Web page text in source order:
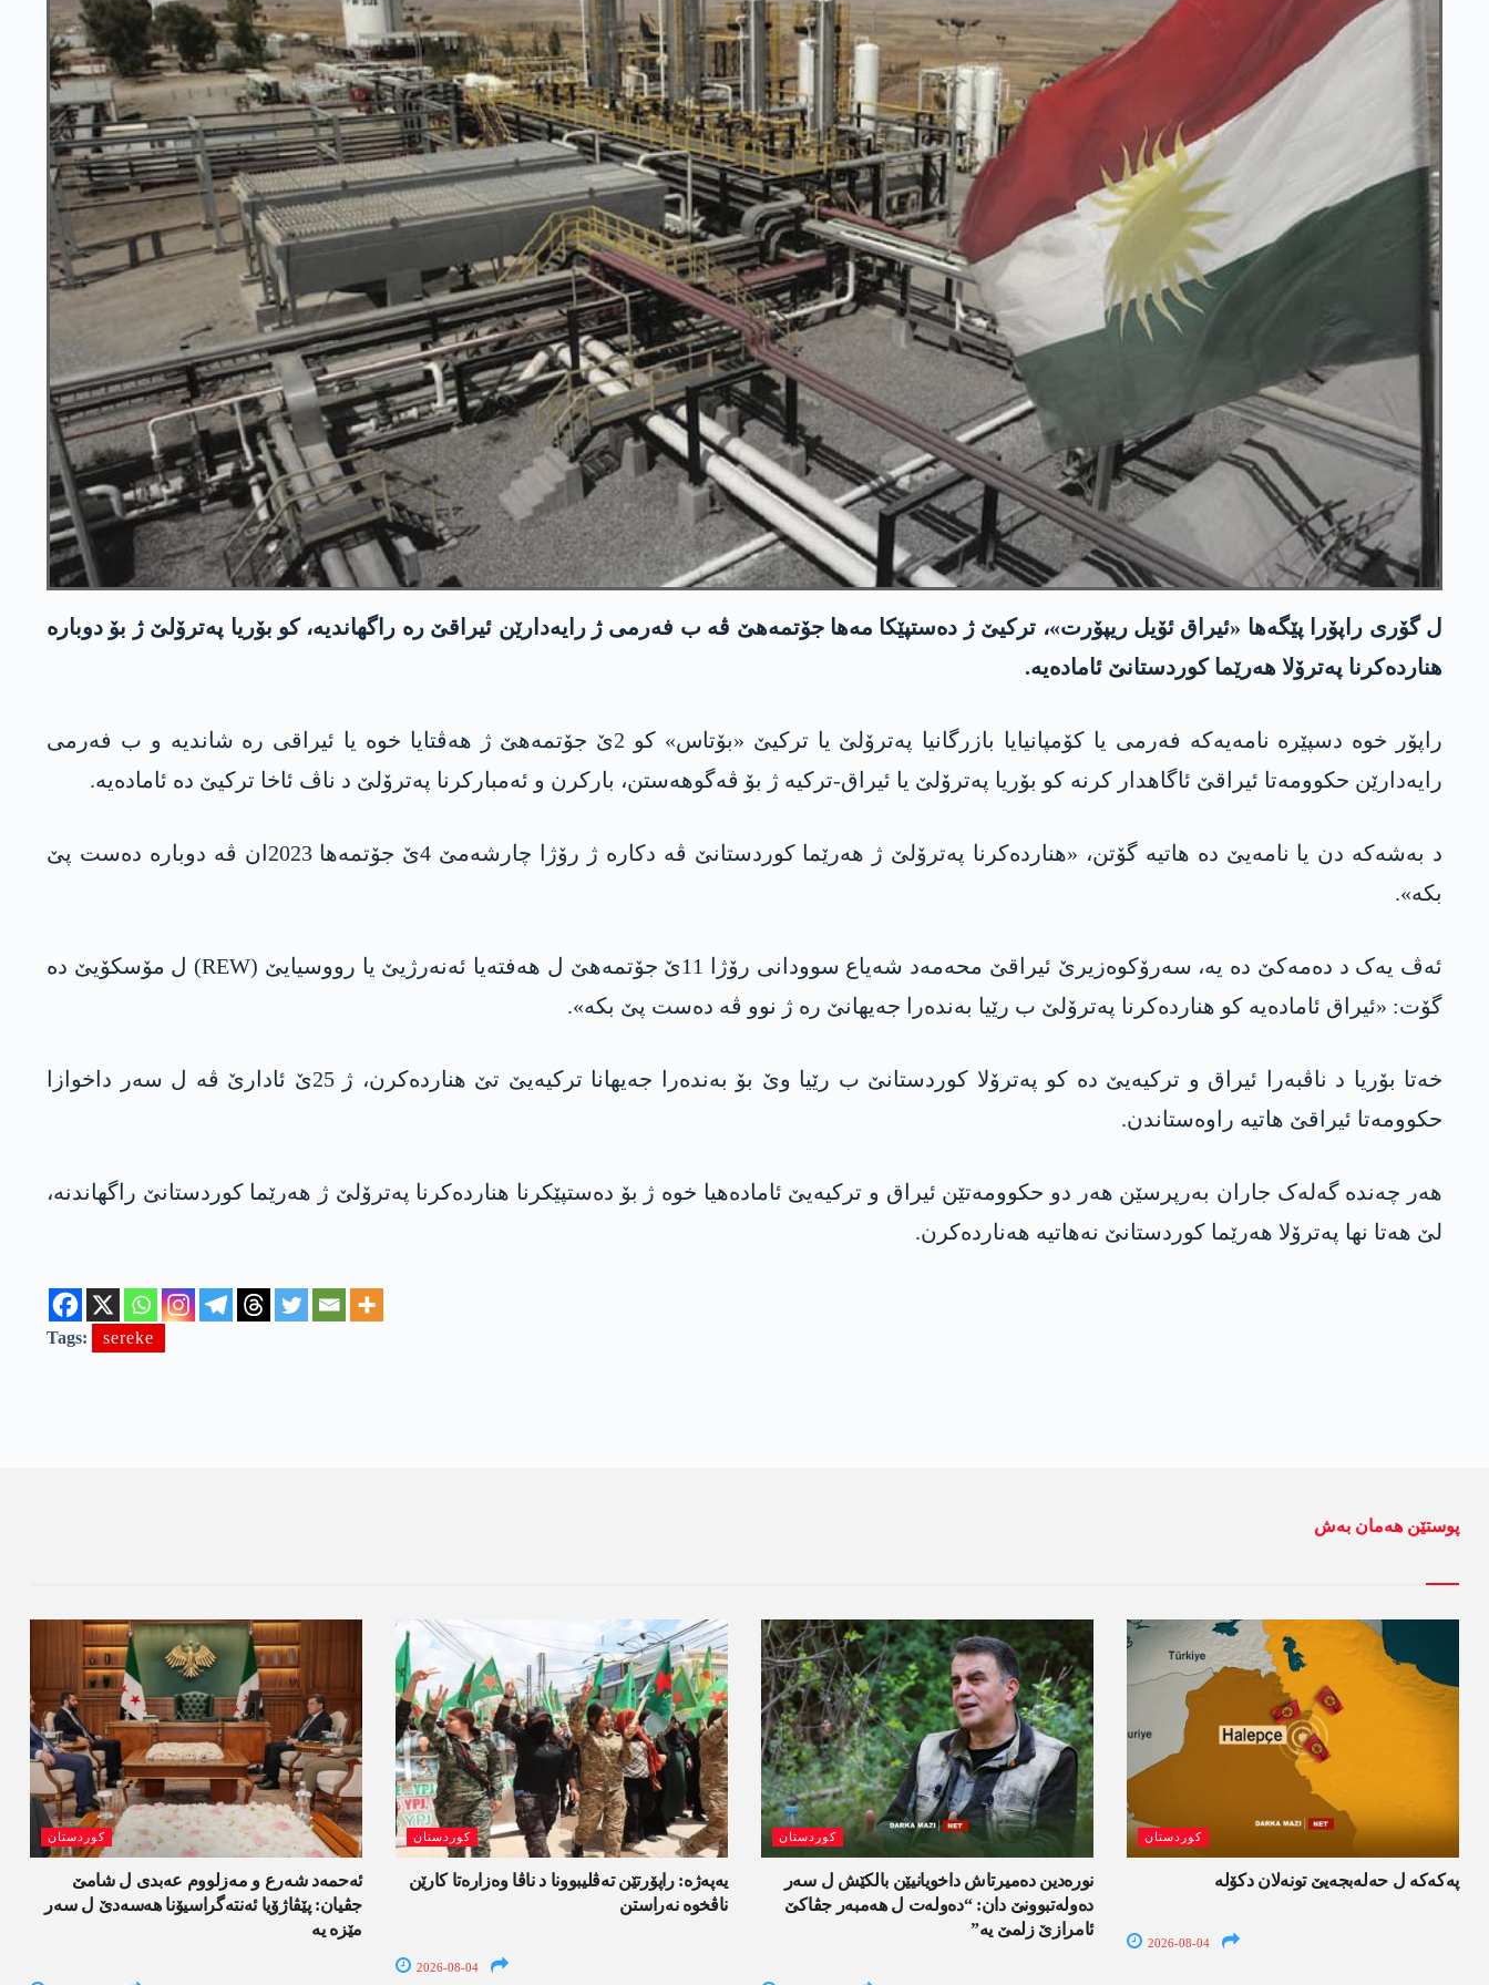
ل گۆری راپۆرا پێگەها «ئیراق ئۆیل ریپۆرت»، ترکیێ ژ دەستپێکا مەها جۆتمەهێ ڤە ب فەرمی ژ رایەدارێن ئیراقێ رە راگهاندیە، کو بۆریا پەترۆلێ ژ بۆ دوبارە
هناردەکرنا پەترۆلا هەرێما کوردستانێ ئامادەیە.
راپۆر خوە دسپێرە نامەیەکە فەرمی یا کۆمپانیایا بازرگانیا پەترۆلێ یا ترکیێ «بۆتاس» کو 2ێ جۆتمەهێ ژ هەڤتایا خوە یا ئیراقی رە شاندیە و ب فەرمی
رایەدارێن حکوومەتا ئیراقێ ئاگاهدار کرنە کو بۆریا پەترۆلێ یا ئیراق-ترکیە ژ بۆ ڤەگوهەستن، بارکرن و ئەمبارکرنا پەترۆلێ د ناڤ ئاخا ترکیێ دە ئامادەیە.
د بەشەکە دن یا نامەیێ دە هاتیە گۆتن، «هناردەکرنا پەترۆلێ ژ هەرێما کوردستانێ ڤە دکارە ژ رۆژا چارشەمێ 4ێ جۆتمەها 2023ان ڤە دوبارە دەست پێ
بکە».
ئەڤ یەک د دەمەکێ دە یە، سەرۆکوەزیرێ ئیراقێ محەمەد شه‌یاع سوودانی رۆژا 11ێ جۆتمەهێ ل هەفتەیا ئەنەرژیێ یا رووسیایێ (REW) ل مۆسکۆیێ دە
گۆت: «ئیراق ئامادەیە کو هناردەکرنا پەترۆلێ ب رێیا بەندەرا جەیهانێ رە ژ نوو ڤە دەست پێ بکە».
خەتا بۆریا د ناڤبەرا ئیراق و ترکیەیێ دە کو پەترۆلا کوردستانێ ب رێیا وێ بۆ بەندەرا جەیهانا ترکیەیێ تێ هناردەکرن، ژ 25ێ ئادارێ ڤە ل سەر داخوازا
حکوومەتا ئیراقێ هاتیە راوەستاندن.
هەر چەندە گەلەک جاران بەرپرسێن هەر دو حکوومەتێن ئیراق و ترکیەیێ ئامادەهیا خوە ژ بۆ دەستپێکرنا هناردەکرنا پەترۆلێ ژ هەرێما کوردستانێ راگهاندنە،
لێ هەتا نها پەترۆلا هەرێما کوردستانێ نەهاتیە هەناردەکرن.
Tags: sereke
پوستێن ھەمان بەش
کوردستان
ئەحمەد شەرع و مەزلووم عەبدی ل شامێ
جڤیان: پێڤاژۆیا ئەنتەگراسیۆنا ھەسەدێ ل سەر
مێزە یە
کوردستان
یەپەژە: راپۆرتێن تەڤلیبوونا د ناڤا وەزارەتا کارێن
ناڤخوە نەراستن
2026-08-04
کوردستان
نورەدین دەمیرتاش داخویانیێن بالکێش ل سەر
دەولەتبوونێ دان: “دەولەت ل ھەمبەر جڤاکێ
ئامرازێ زلمێ یە”
کوردستان
پەکەکە ل حەلەبجەیێ تونەلان دکۆلە
2026-08-04